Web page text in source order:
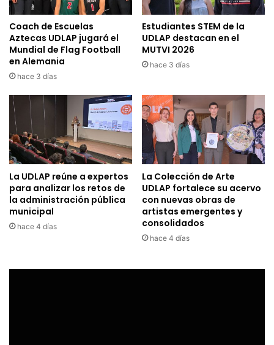
Coach de Escuelas
Aztecas UDLAP jugará el
Mundial de Flag Football
en Alemania
hace 3 días
Estudiantes STEM de la
UDLAP destacan en el
MUTVI 2026
hace 3 días
La UDLAP reúne a expertos
para analizar los retos de
la administración pública
municipal
hace 4 días
La Colección de Arte
UDLAP fortalece su acervo
con nuevas obras de
artistas emergentes y
consolidados
hace 4 días